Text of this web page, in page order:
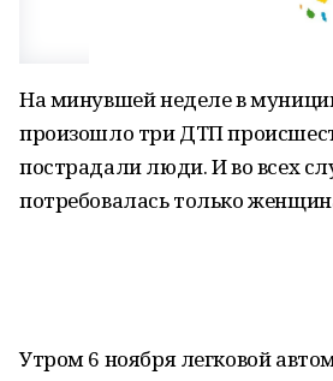
На минувшей неделе в
произошло три ДТП
пострадали люди. И во всех
потребовалась только
Утром 6 ноября легковой